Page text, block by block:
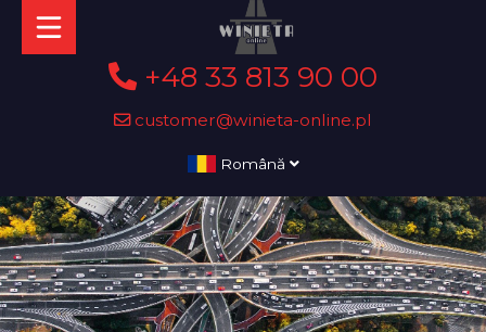
+48 33 813 90 00
customer@winieta-online.pl
Română